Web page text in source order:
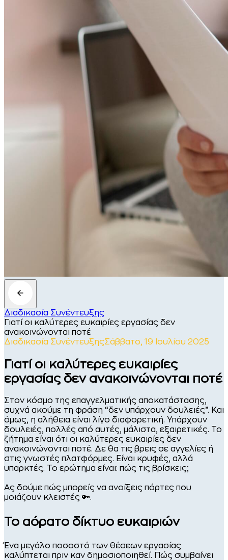
Διαδικασία Συνέντευξης
Γιατί οι καλύτερες ευκαιρίες εργασίας δεν
ανακοινώνονται ποτέ
Διαδικασία ΣυνέντευξηςΣάββατο, 19 Ιουλίου 2025
Γιατί οι καλύτερες ευκαιρίες
εργασίας δεν ανακοινώνονται ποτέ
Στον κόσμο της επαγγελματικής αποκατάστασης,
συχνά ακούμε τη φράση “δεν υπάρχουν δουλειές”. Και
όμως, η αλήθεια είναι λίγο διαφορετική. Υπάρχουν
δουλειές, πολλές από αυτές, μάλιστα, εξαιρετικές. Το
ζήτημα είναι ότι οι καλύτερες ευκαιρίες δεν
ανακοινώνονται ποτέ. Δε θα τις βρεις σε αγγελίες ή
στις γνωστές πλατφόρμες. Είναι κρυφές, αλλά
υπαρκτές. Το ερώτημα είναι: πώς τις βρίσκεις;
Ας δούμε πώς μπορείς να ανοίξεις πόρτες που
μοιάζουν κλειστές 🔑.
Το αόρατο δίκτυο ευκαιριών
Ένα μεγάλο ποσοστό των θέσεων εργασίας
καλύπτεται πριν καν δημοσιοποιηθεί. Πώς συμβαίνει